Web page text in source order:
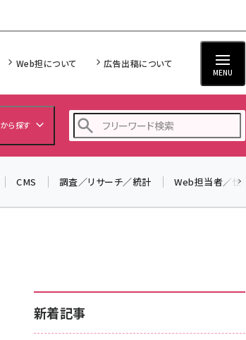
Web担について 広告出稿について
MENU
から探す
z世代 (1622)
CMS 調査／リサーチ／統計 Web担当者／仕事
新着記事